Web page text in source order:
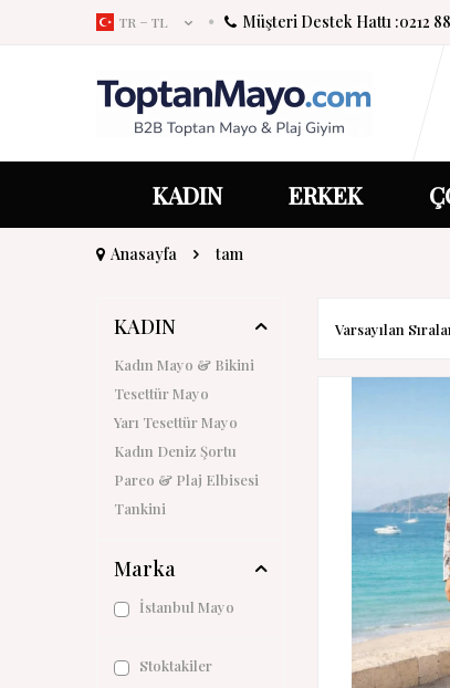
TR − TL Müşteri Destek Hattı :0212
KADIN ERKEK
Anasayfa tam
KADIN
Kadın Mayo & Bikini
Tesettür Mayo
Yarı Tesettür Mayo
Kadın Deniz Şortu
Pareo & Plaj Elbisesi
Tankini
Marka
İstanbul Mayo
Stoktakiler